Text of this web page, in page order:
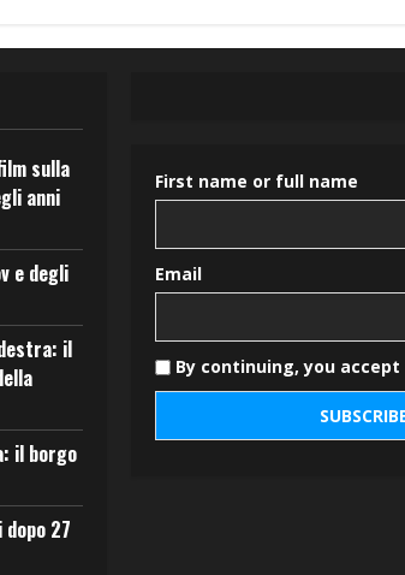
sulla
anni
e degli
il
il borgo
27
First name or full name
Email
By continuing, you